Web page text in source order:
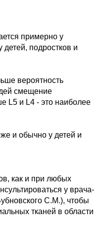
примерно у
детей, подростков и
вероятность
смещение
L5 и L4 - это наиболее
и обычно у детей и
как и при любых
у врача-
С.М.), чтобы
тканей в области